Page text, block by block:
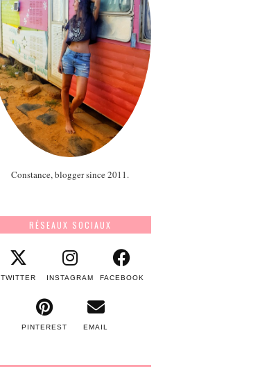
Constance, blogger since 2011.
RÉSEAUX SOCIAUX
TWITTER INSTAGRAM FACEBOOK
PINTEREST EMAIL